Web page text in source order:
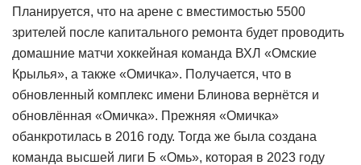
Планируется, что на арене с вместимостью 5500
зрителей после капитального ремонта будет проводить
домашние матчи хоккейная команда ВХЛ «Омские
Крылья», а также «Омичка». Получается, что в
обновленный комплекс имени Блинова вернётся и
обновлённая «Омичка». Прежняя «Омичка»
обанкротилась в 2016 году. Тогда же была создана
команда высшей лиги Б «Омь», которая в 2023 году